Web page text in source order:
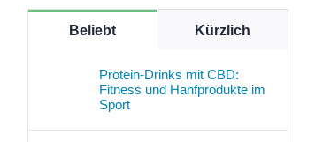
Beliebt Kürzlich
Protein-Drinks mit CBD:
Fitness und Hanfprodukte im
Sport